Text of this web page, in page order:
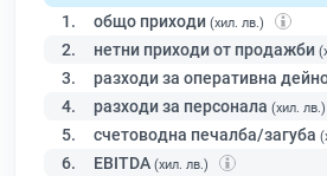
1. общо приходи (хил. лв.)
2. нетни приходи от продажби
3. разходи за оперативна
4. разходи за персонала (хил. лв.)
5. счетоводна печалба/загуба
6. EBITDA (хил. лв.)